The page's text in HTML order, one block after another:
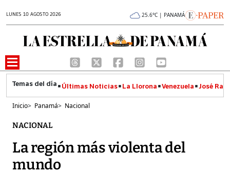
LUNES 10 AGOSTO 2026 25.6°C | PANAMÁ
Últimas Noticias La Llorona Venezuela José
Inicio> Panamá> Nacional
NACIONAL
La región más violenta del
mundo